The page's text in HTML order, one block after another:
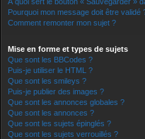
Pourquoi mon message doit être validé
Comment remonter mon sujet ?
Mise en forme et types de sujets
Que sont les BBCodes ?
Puis-je utiliser le HTML ?
Que sont les smileys ?
Puis-je publier des images ?
Que sont les annonces globales ?
Que sont les annonces ?
Que sont les sujets épinglés ?
Que sont les sujets verrouillés ?